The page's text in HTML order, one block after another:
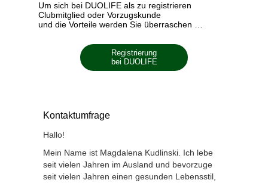
Registrierung
bei DUOLIFE
Um sich bei DUOLIFE als zu registrieren
Clubmitglied oder Vorzugskunde
und die Vorteile werden Sie überraschen …
Kontaktumfrage
Hallo!
Mein Name ist Magdalena Kudlinski. Ich lebe
seit vielen Jahren im Ausland und bevorzuge
seit vielen Jahren einen gesunden Lebensstil,